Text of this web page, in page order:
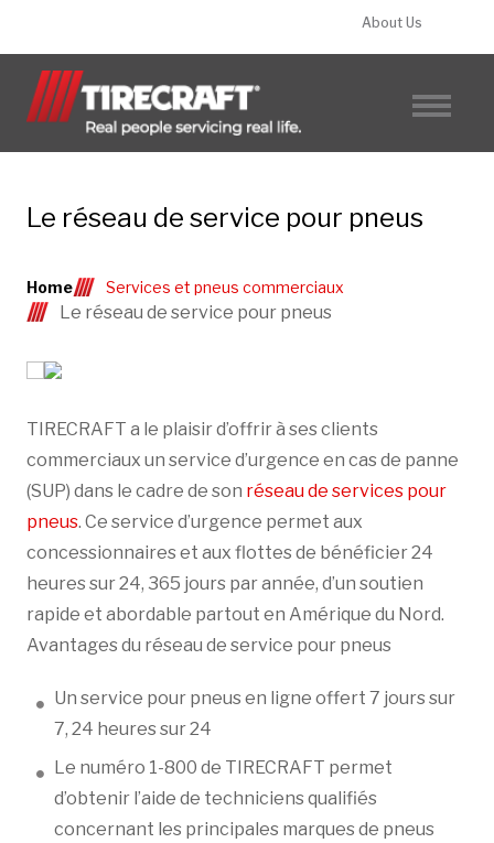
About Us
Le réseau de service pour pneus
Home Services et pneus commerciaux
Le réseau de service pour pneus
TIRECRAFT a le plaisir d’offrir à ses clients
commerciaux un service d’urgence en cas de panne
(SUP) dans le cadre de son réseau de services pour
pneus. Ce service d’urgence permet aux
concessionnaires et aux flottes de bénéficier 24
heures sur 24, 365 jours par année, d’un soutien
rapide et abordable partout en Amérique du Nord.
Avantages du réseau de service pour pneus
Un service pour pneus en ligne offert 7 jours sur
7, 24 heures sur 24
Le numéro 1-800 de TIRECRAFT permet
d’obtenir l’aide de techniciens qualifiés
concernant les principales marques de pneus